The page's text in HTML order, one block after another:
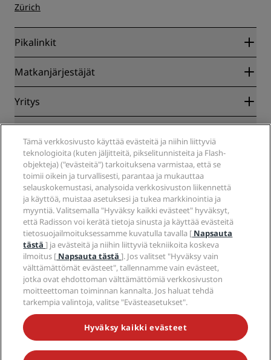
Zürich
Pikalinkit
Radisson Rewards
Blog
Kohteet
Tulevat hotellit
Radisson Hotels -sovellus
Sports Approved -hotellit
Perheystävälliset hotellit
Terveys ja turvallisuus
Matkanjärjestäjät
Yhteistyökumppanit
Yritys
Radisson Hotel Group
Media
Työpaikat RHG
Työpaikat PPHE
Työpaikat EHL
The Club by RHG
Kehitysmahdollisuudet
Vastuullinen liiketoiminta
Hankinta
Tietosuojakeskus
Oikeudellinen huomautus
Radisson Rewards -ehdot
Sivuston käyttösopimus
Digitaalinen saavutettavuus
Nykyajan orjuutta koskeva lausunto
Ohje
Kuluttajailmoitukset
Ota yhteyttä
Usein kysytyt kysymykset
Sivustokartta
Sosiaalinen media
Radisson Hotels -brändit
ÄLÄ JÄÄ PAITSI PARHAISTA TARJOUKSISTAMME
Tämä verkkosivusto käyttää evästeitä ja niihin liittyviä
teknologioita (kuten jäljitteitä, pikselitunnisteita ja Flash-
objekteja) ("evästeitä") tarkoituksena varmistaa, että se
toimii oikein ja turvallisesti, parantaa ja mukauttaa
selauskokemustasi, analysoida verkkosivuston liikennettä
ja käyttöä, muistaa asetuksesi ja tukea markkinointia ja
myyntiä. Valitsemalla "Hyväksy kaikki evästeet" hyväksyt,
että Radisson voi kerätä tietoja sinusta ja käyttää evästeitä
tietosuojailmoituksessamme kuvatulla tavalla [ Napsauta
tästä] ja evästeitä ja niihin liittyviä tekniikoita koskeva
ilmoitus [ Napsauta tästä]. Jos valitset "Hyväksy vain
välttämättömät evästeet", tallennamme vain evästeet,
jotka ovat ehdottoman välttämättömiä verkkosivuston
moitteettoman toiminnan kannalta. Jos haluat tehdä
tarkempia valintoja, valitse "Evästeasetukset".
Hyväksy kaikki evästeet